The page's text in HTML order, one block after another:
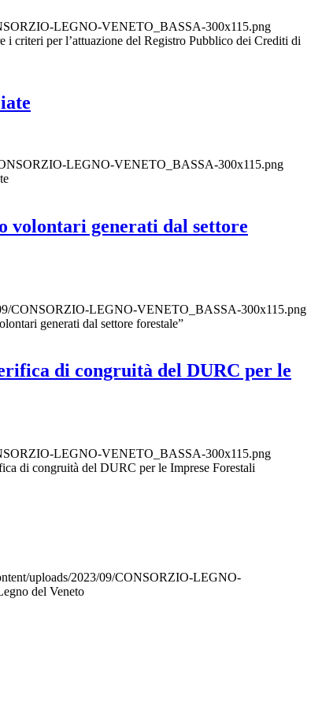
LEGNO-VENETO_BASSA-300x115.png
criteri per l’attuazione del Registro Pubblico dei Crediti di
LEGNO-VENETO_BASSA-300x115.png
volontari generati dal settore
CONSORZIO-LEGNO-VENETO_BASSA-300x115.png
generati dal settore forestale”
di congruità del DURC per le
LEGNO-VENETO_BASSA-300x115.png
di congruità del DURC per le Imprese Forestali
uploads/2023/09/CONSORZIO-LEGNO-
del Veneto